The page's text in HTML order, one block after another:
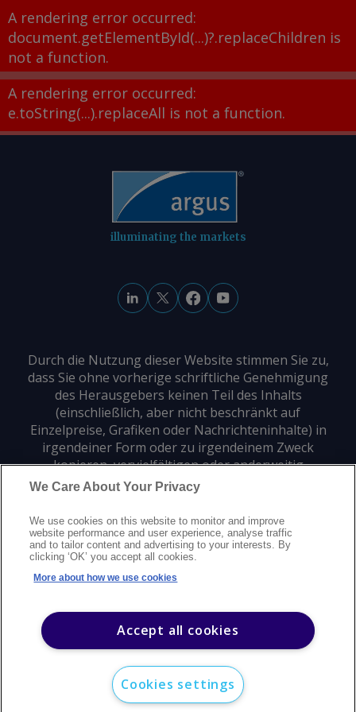
A rendering error occurred:
document.getElementById(...)?.replaceChildren is
not a function.
A rendering error occurred:
e.toString(...).replaceAll is not a function.
illuminating the markets
Durch die Nutzung dieser Website stimmen Sie zu,
dass Sie ohne vorherige schriftliche Genehmigung
des Herausgebers keinen Teil des Inhalts
(einschließlich, aber nicht beschränkt auf
Einzelpreise, Grafiken oder Nachrichteninhalte) in
irgendeiner Form oder zu irgendeinem Zweck
kopieren, vervielfältigen oder anderweitig
verwenden dürfen.
DatenschutzMarkenzeichenUrheberrecht
NutzungsbedingungenErklärung zur modernen Sklaverei
CareersKundensupport
We Care About Your Privacy
We use cookies on this website to monitor and improve
website performance and user experience, analyse traffic
and to tailor content and advertising to your interests. By
clicking ‘OK’ you accept all cookies.
More about how we use cookies
Accept all cookies
Cookies settings